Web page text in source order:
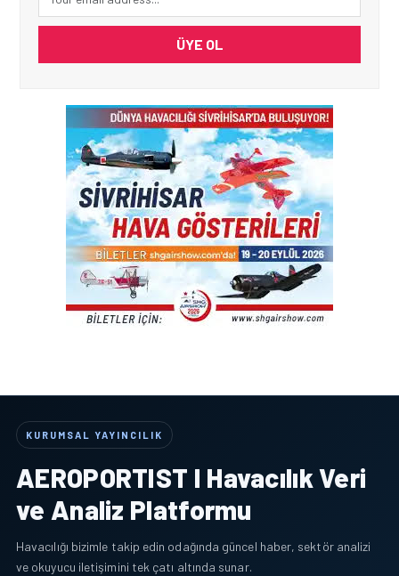
ÜYE OL
KURUMSAL YAYINCILIK
AEROPORTIST I Havacılık Veri
ve Analiz Platformu
Havacılığı bizimle takip edin odağında güncel haber, sektör analizi
ve okuyucu iletişimini tek çatı altında sunar.